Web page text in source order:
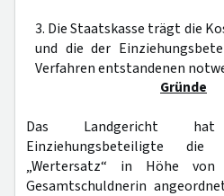
3. Die Staatskasse trägt die
und die der
Verfahren entstandenen
Gründe
Das Landgericht
Einziehungsbeteiligte die
„Wertersatz“ in Höhe
Gesamtschuldnerin